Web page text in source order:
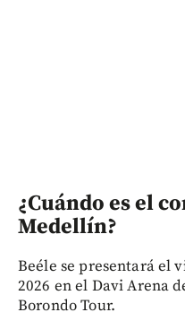
¿Cuándo es el
Medellín?
Beéle se presentará el
2026 en el Davi Arena
Borondo Tour.